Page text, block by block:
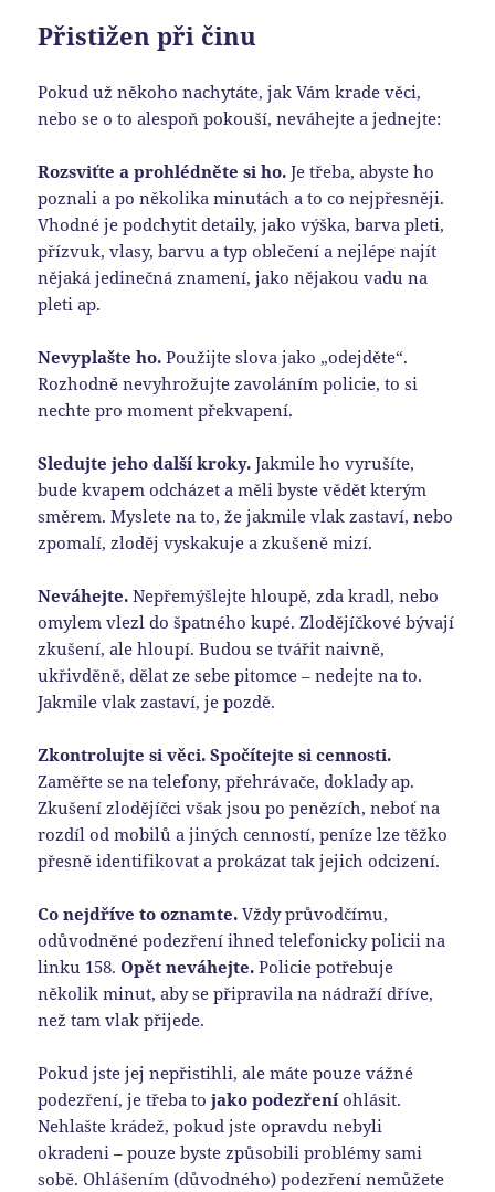
Přistižen při činu
Pokud už někoho nachytáte, jak Vám krade věci,
nebo se o to alespoň pokouší, neváhejte a jednejte:
Rozsviťte a prohlédněte si ho. Je třeba, abyste ho
poznali a po několika minutách a to co nejpřesněji.
Vhodné je podchytit detaily, jako výška, barva pleti,
přízvuk, vlasy, barvu a typ oblečení a nejlépe najít
nějaká jedinečná znamení, jako nějakou vadu na
pleti ap.
Nevyplašte ho. Použijte slova jako „odejděte“.
Rozhodně nevyhrožujte zavoláním policie, to si
nechte pro moment překvapení.
Sledujte jeho další kroky. Jakmile ho vyrušíte,
bude kvapem odcházet a měli byste vědět kterým
směrem. Myslete na to, že jakmile vlak zastaví, nebo
zpomalí, zloděj vyskakuje a zkušeně mizí.
Neváhejte. Nepřemýšlejte hloupě, zda kradl, nebo
omylem vlezl do špatného kupé. Zlodějíčkové bývají
zkušení, ale hloupí. Budou se tvářit naivně,
ukřivděně, dělat ze sebe pitomce – nedejte na to.
Jakmile vlak zastaví, je pozdě.
Zkontrolujte si věci. Spočítejte si cennosti.
Zaměřte se na telefony, přehrávače, doklady ap.
Zkušení zlodějíčci však jsou po penězích, neboť na
rozdíl od mobilů a jiných cenností, peníze lze těžko
přesně identifikovat a prokázat tak jejich odcizení.
Co nejdříve to oznamte. Vždy průvodčímu,
odůvodněné podezření ihned telefonicky policii na
linku 158.Opět neváhejte.Policie potřebuje
několik minut, aby se připravila na nádraží dříve,
než tam vlak přijede.
Pokud jste jej nepřistihli, ale máte pouze vážné
podezření, je třeba tojako podezřeníohlásit.
Nehlašte krádež, pokud jste opravdu nebyli
okradeni – pouze byste způsobili problémy sami
sobě. Ohlášením (důvodného) podezření nemůžete